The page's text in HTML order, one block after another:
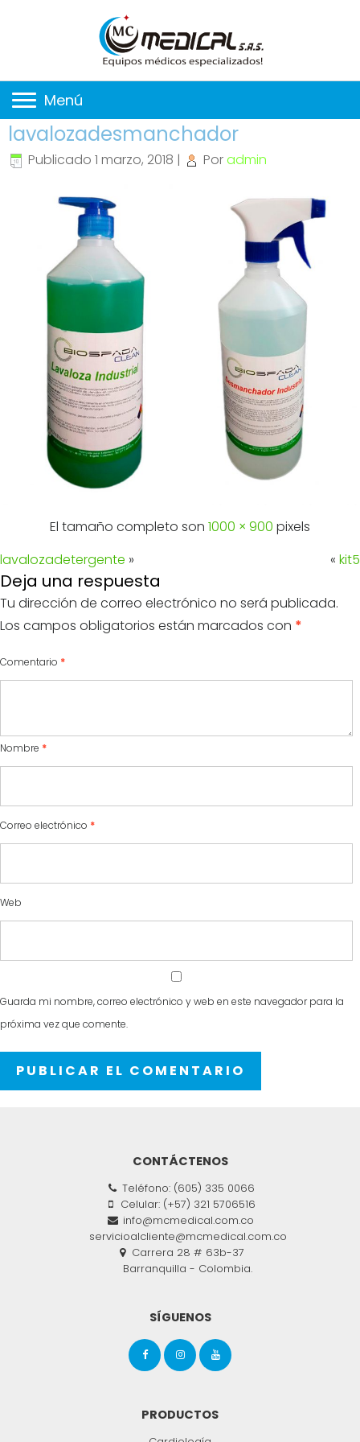
Menú
lavalozadesmanchador
Publicado 1 marzo, 2018 | Poradmin
El tamaño completo son 1000 × 900 pixels
lavalozadetergente » « kit5
Deja una respuesta
Tu dirección de correo electrónico no será publicada.
Los campos obligatorios están marcados con *
Comentario *
Nombre *
Correo electrónico *
Web
Guarda mi nombre, correo electrónico y web en este navegador para la
próxima vez que comente.
CONTÁCTENOS
Teléfono: (605) 335 0066
Celular: (+57) 321 5706516
info@mcmedical.com.co
servicioalcliente@mcmedical.com.co
Carrera 28 # 63b-37
Barranquilla - Colombia.
SÍGUENOS
PRODUCTOS